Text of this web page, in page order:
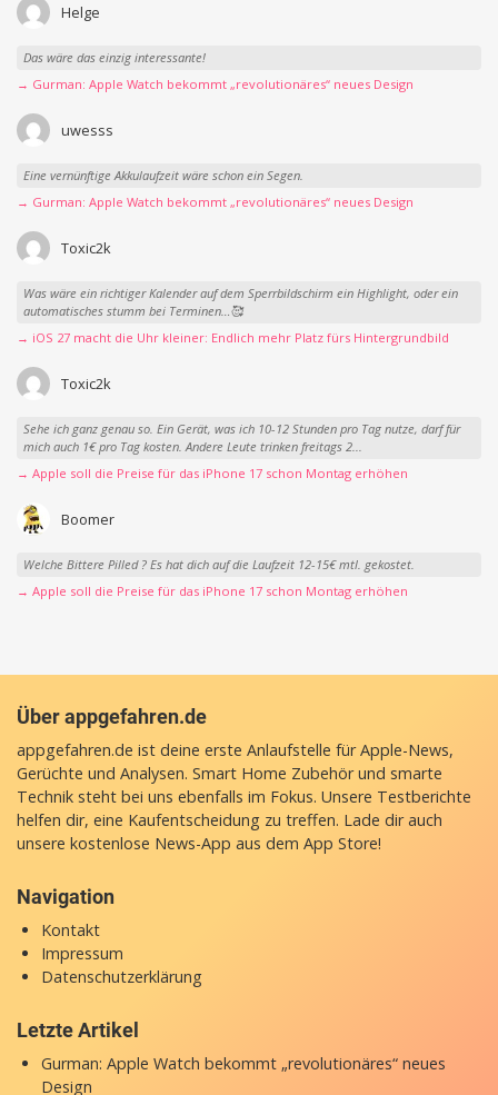
Helge
Das wäre das einzig interessante!
→ Gurman: Apple Watch bekommt „revolutionäres“ neues Design
uwesss
Eine vernünftige Akkulaufzeit wäre schon ein Segen.
→ Gurman: Apple Watch bekommt „revolutionäres“ neues Design
Toxic2k
Was wäre ein richtiger Kalender auf dem Sperrbildschirm ein Highlight, oder ein
automatisches stumm bei Terminen…🥰
→ iOS 27 macht die Uhr kleiner: Endlich mehr Platz fürs Hintergrundbild
Toxic2k
Sehe ich ganz genau so. Ein Gerät, was ich 10-12 Stunden pro Tag nutze, darf für
mich auch 1€ pro Tag kosten. Andere Leute trinken freitags 2...
→ Apple soll die Preise für das iPhone 17 schon Montag erhöhen
Boomer
Welche Bittere Pilled ? Es hat dich auf die Laufzeit 12-15€ mtl. gekostet.
→ Apple soll die Preise für das iPhone 17 schon Montag erhöhen
Über appgefahren.de
appgefahren.de ist deine erste Anlaufstelle für Apple-News,
Gerüchte und Analysen. Smart Home Zubehör und smarte
Technik steht bei uns ebenfalls im Fokus. Unsere Testberichte
helfen dir, eine Kaufentscheidung zu treffen. Lade dir auch
unsere kostenlose News-App aus dem App Store!
Navigation
Kontakt
Impressum
Datenschutzerklärung
Letzte Artikel
Gurman: Apple Watch bekommt „revolutionäres“ neues
Design